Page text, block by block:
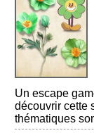
Un escape
découvrir cette
thématiques